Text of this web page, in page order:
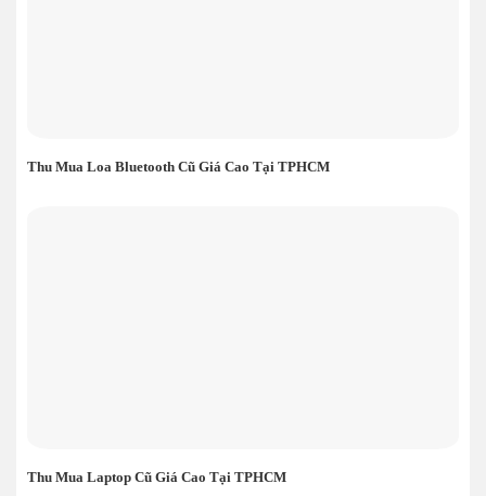
Thu Mua Loa Bluetooth Cũ Giá Cao Tại TPHCM
Thu Mua Laptop Cũ Giá Cao Tại TPHCM